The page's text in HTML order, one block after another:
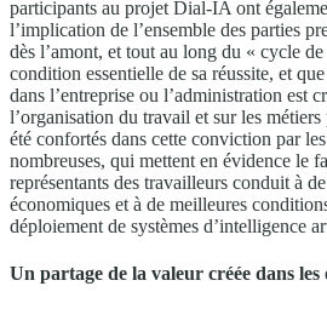
participants au projet Dial-IA ont
l’implication de l’ensemble des parties
dès l’amont, et tout au long du « cycle
condition essentielle de sa réussite, et
dans l’entreprise ou l’administration est
l’organisation du travail et sur les
été confortés dans cette conviction par
nombreuses, qui mettent en évidence le
représentants des travailleurs conduit à
économiques et à de meilleures
déploiement de systèmes d’intelligence
Un partage de la valeur créée dans les